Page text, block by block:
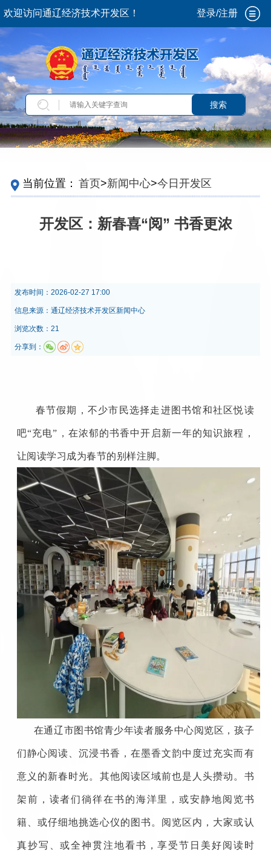
欢迎访问通辽经济技术开发区！ 登录/注册
搜索
当前位置： 首页>新闻中心>今日开发区
开发区：新春喜“阅” 书香更浓
发布时间： 2026-02-27 17:00
信息来源： 通辽经济技术开发区新闻中心
浏览次数：21
分享到：
春节假期，不少市民选择走进图书馆和社区悦读
吧“充电”，在浓郁的书香中开启新一年的知识旅程，
让阅读学习成为春节的别样注脚。
在通辽市图书馆青少年读者服务中心阅览区，孩子
们静心阅读、沉浸书香，在墨香文韵中度过充实而有
意义的新春时光。其他阅读区域前也是人头攒动。书
架前，读者们徜徉在书的海洋里，或安静地阅览书
籍、或仔细地挑选心仪的图书。阅览区内，大家或认
真抄写、或全神贯注地看书，享受节日美好阅读时